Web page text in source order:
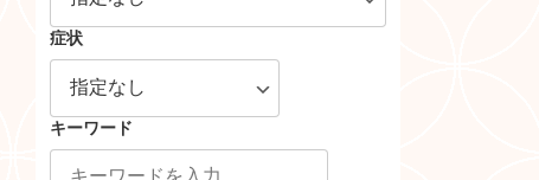
症状
キーワード